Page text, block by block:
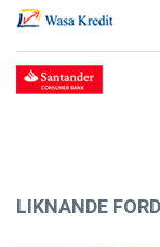
LIKNANDE